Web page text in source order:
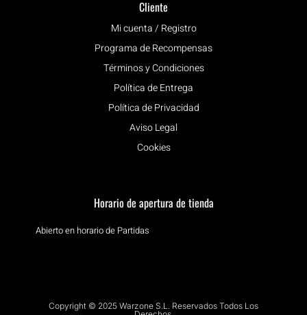
Cliente
Mi cuenta / Registro
Programa de Recompensas
Términos y Condiciones
Política de Entrega
Política de Privacidad
Aviso Legal
Cookies
Horario de apertura de tienda
Abierto en horario de Partidas
Copyright © 2025 Warzone S.L. Reservados Todos Los